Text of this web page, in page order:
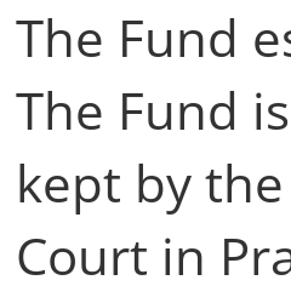
The Fund
The Fund
kept by
Court in